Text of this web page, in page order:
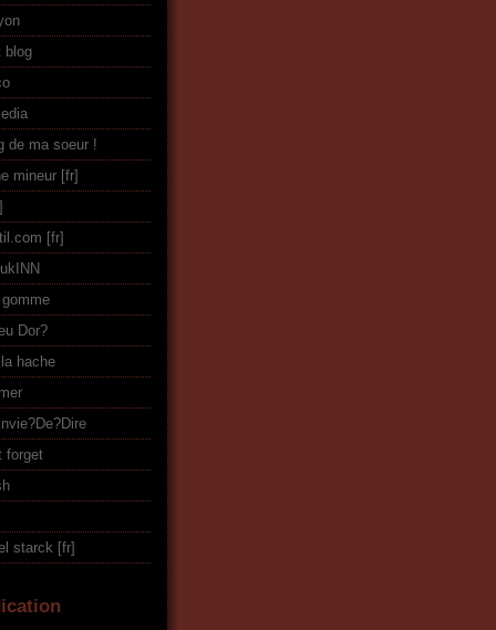
blog
de ma soeur !
mineur
Dor?
hache
forget
starck